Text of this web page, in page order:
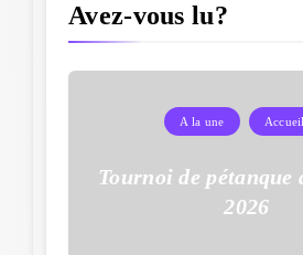
Avez-vous lu?
A la une Accueil
Tournoi de pétanque
2026